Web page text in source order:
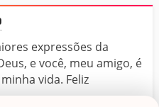
expressões da
e você, meu amigo, é
vida. Feliz